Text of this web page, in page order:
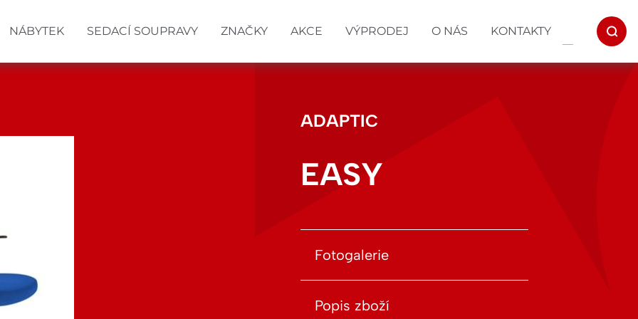
NÁBYTEK SEDACÍ SOUPRAVY ZNAČKY AKCE VÝPRODEJ O NÁS KONTAKTY
ADAPTIC
EASY
Fotogalerie
Popis zboží